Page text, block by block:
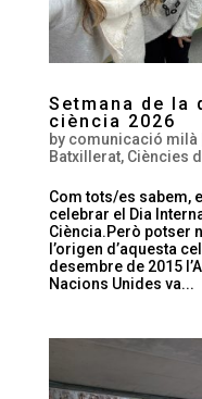
Setmana de la
ciència 2026
by comunicació milà
Batxillerat, Ciències
Com tots/es sabem,
celebrar el Dia
Ciència.Però potser
l’origen d’aquesta
desembre de 2015
Nacions Unides va...